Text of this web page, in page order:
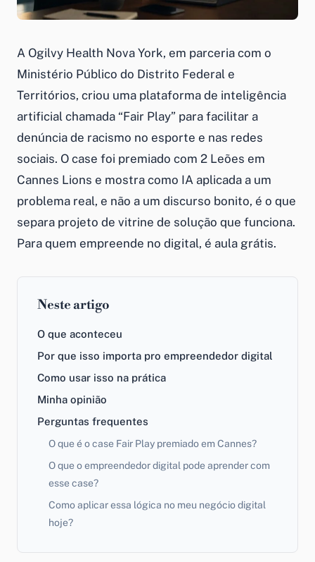
A Ogilvy Health Nova York, em parceria com o
Ministério Público do Distrito Federal e
Territórios, criou uma plataforma de inteligência
artificial chamada “Fair Play” para facilitar a
denúncia de racismo no esporte e nas redes
sociais. O case foi premiado com 2 Leões em
Cannes Lions e mostra como IA aplicada a um
problema real, e não a um discurso bonito, é o que
separa projeto de vitrine de solução que funciona.
Para quem empreende no digital, é aula grátis.
Neste artigo
O que aconteceu
Por que isso importa pro empreendedor digital
Como usar isso na prática
Minha opinião
Perguntas frequentes
O que é o case Fair Play premiado em Cannes?
O que o empreendedor digital pode aprender com
esse case?
Como aplicar essa lógica no meu negócio digital
hoje?